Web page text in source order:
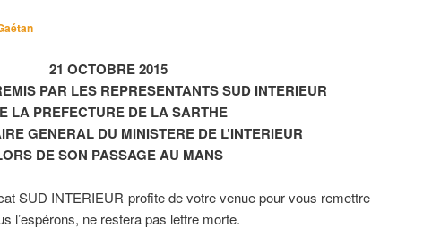
21 OCTOBRE 2015
PAR LES REPRESENTANTS SUD INTERIEUR
LA PREFECTURE DE LA SARTHE
GENERAL DU MINISTERE DE L’INTERIEUR
DE SON PASSAGE AU MANS
SUD INTERIEUR profite de votre venue pour vous remettre
l’espérons, ne restera pas lettre morte.